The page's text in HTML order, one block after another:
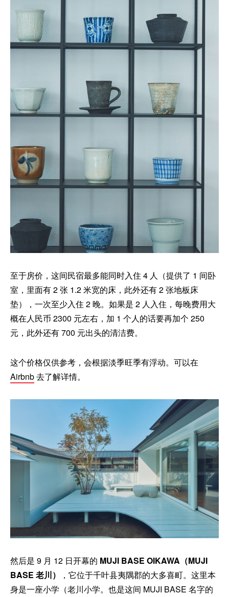
至于房价，这间民宿最多能同时入住 4 人（提供了 1 间卧
室，里面有 2 张 1.2 米宽的床，此外还有 2 张地板床
垫），一次至少入住 2 晚。如果是 2 人入住，每晚费用大
概在人民币 2300 元左右，加 1 个人的话要再加个 250
元，此外还有 700 元出头的清洁费。
这个价格仅供参考，会根据淡季旺季有浮动。可以在
Airbnb去了解详情。
然后是 9 月 12 日开幕的 MUJI BASE OIKAWA（MUJI
BASE 老川）
，它位于千叶县夷隅郡的大多喜町。这里本
身是一座小学（老川小学。也是这间 MUJI BASE 名字的